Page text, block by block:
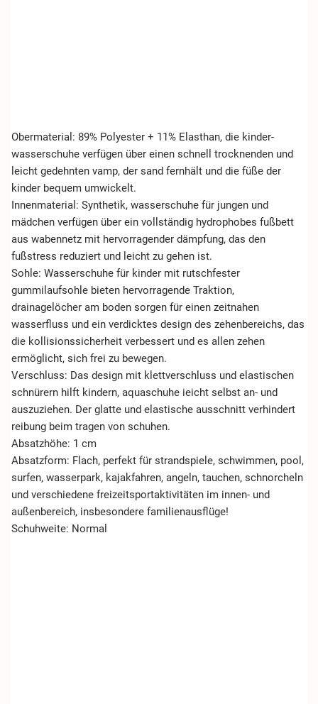
Obermaterial: 89% Polyester + 11% Elasthan, die kinder-
wasserschuhe verfügen über einen schnell trocknenden und
leicht gedehnten vamp, der sand fernhält und die füße der
kinder bequem umwickelt.
Innenmaterial: Synthetik, wasserschuhe für jungen und
mädchen verfügen über ein vollständig hydrophobes fußbett
aus wabennetz mit hervorragender dämpfung, das den
fußstress reduziert und leicht zu gehen ist.
Sohle: Wasserschuhe für kinder mit rutschfester
gummilaufsohle bieten hervorragende Traktion,
drainagelöcher am boden sorgen für einen zeitnahen
wasserfluss und ein verdicktes design des zehenbereichs, das
die kollisionssicherheit verbessert und es allen zehen
ermöglicht, sich frei zu bewegen.
Verschluss: Das design mit klettverschluss und elastischen
schnürern hilft kindern, aquaschuhe ieicht selbst an- und
auszuziehen. Der glatte und elastische ausschnitt verhindert
reibung beim tragen von schuhen.
Absatzhöhe: 1 cm
Absatzform: Flach, perfekt für strandspiele, schwimmen, pool,
surfen, wasserpark, kajakfahren, angeln, tauchen, schnorcheln
und verschiedene freizeitsportaktivitäten im innen- und
außenbereich, insbesondere familienausflüge!
Schuhweite: Normal